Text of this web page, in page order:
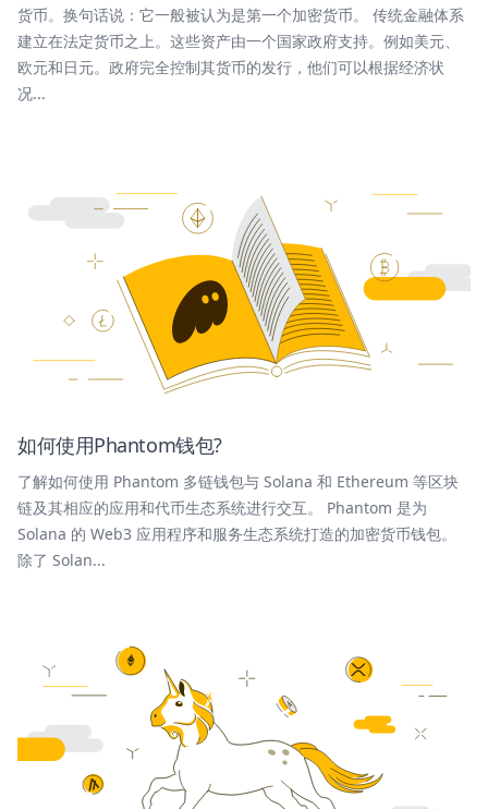
货币。换句话说：它一般被认为是第一个加密货币。 传统金融体系
建立在法定货币之上。这些资产由一个国家政府支持。例如美元、
欧元和日元。政府完全控制其货币的发行，他们可以根据经济状
况...
如何使用Phantom钱包?
了解如何使用 Phantom 多链钱包与 Solana 和 Ethereum 等区块
链及其相应的应用和代币生态系统进行交互。 Phantom 是为
Solana 的 Web3 应用程序和服务生态系统打造的加密货币钱包。
除了 Solan...